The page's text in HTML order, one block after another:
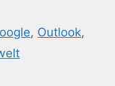
, Outlook,